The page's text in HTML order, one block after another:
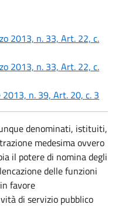
2013, n. 33, Art. 22, c.
2013, n. 33, Art. 22, c.
n. 39, Art. 20, c. 3
denominati, istituiti,
medesima ovvero
il potere di nomina degli
delle funzioni
favore
di servizio pubblico